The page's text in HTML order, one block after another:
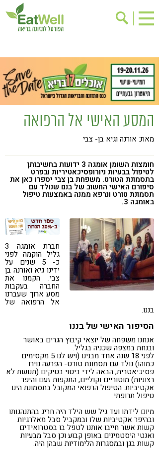
בישול בריא
אינדקס עסקים
ריפוי ומניעת מחלות
בריאות האישה
תוספי תזונה
מתכוני בריאות
אירועים
שינוי תזונתי
גישות בתזונה
ניקוי רעלים
מזונות על
ילדים
תזונה וספורט
הפרעות קשב & ריכוז
אכילה רגשית
קורונה
המסע האישי אל הרפואה
מאת: אורנה וגיא בן- צבי
חומצות השומן אומגה 3 ידועות בחשיבותן
לטיפול בבעיות ניורופסיכאטיריות ובפרט
בתסמונת הטורט. משפחת בן צבי יספרו כאן את
סיפורם האישי החשוב של בנם שנולד עם
תסמונת טורט ונרפא ממנה באמצעות טיפול
באומגה 3.
חברת אומגה 3
גליל הוקמה לפני
כ- 5 שנים על
ידינו גיא ואורנה בן
צבי. הקמנו את
החברה בעקבות
מסע ארוך שעברנו
אל הרפואה של
בננו.
הסיפור האישי של בננו
אנחנו משפחה של יוצאי קיבוץ הגרים באושר
ובנחת במצפה שכניה בגליל.
לפני 18 שנה אחד מבנינו (ויש לנו 5 מקסימים
כמוהו) נולד עם תסמונת טורט- הפרעה נוירו
פסיכיאטרית, הבאה לידי ביטוי בטיקים (תנועות לא
רצוניות) מוטוריים וקוליים, התקפות זעם והיפר
אקטיביות. הטיפול הרפואי המקובל בתסמונת הינו
טיפול תרופתי.
מיום לידתו ועד גיל שש הילד היה חריג בהתנהגותו
ובהיפר אקטיביות שלו ובמקביל סבל מאלרגיות
קשות אשר חייבו אותנו לטפל בו בסטרואידים
ואנטי היסטמינים באופן קבוע וכן סבל מבעיות
קשות בגן ובמסגרות הלימודיות שבהן היה.